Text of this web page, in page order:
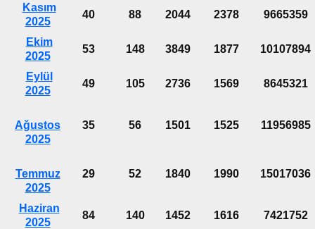
Kasım
2025
40 88 2044 2378 9665359
Ekim
2025
53 148 3849 1877 10107894
Eylül
2025
49 105 2736 1569 8645321
Ağustos
2025
35 56 1501 1525 11956985
Temmuz
2025
29 52 1840 1990 15017036
Haziran
2025
84 140 1452 1616 7421752